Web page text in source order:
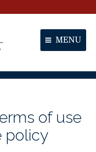
MENU
of use
policy